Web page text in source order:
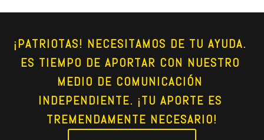
¡PATRIOTAS! NECESITAMOS DE TU AYUDA.
ES TIEMPO DE APORTAR CON NUESTRO
MEDIO DE COMUNICACIÓN
INDEPENDIENTE. ¡TU APORTE ES
TREMENDAMENTE NECESARIO!